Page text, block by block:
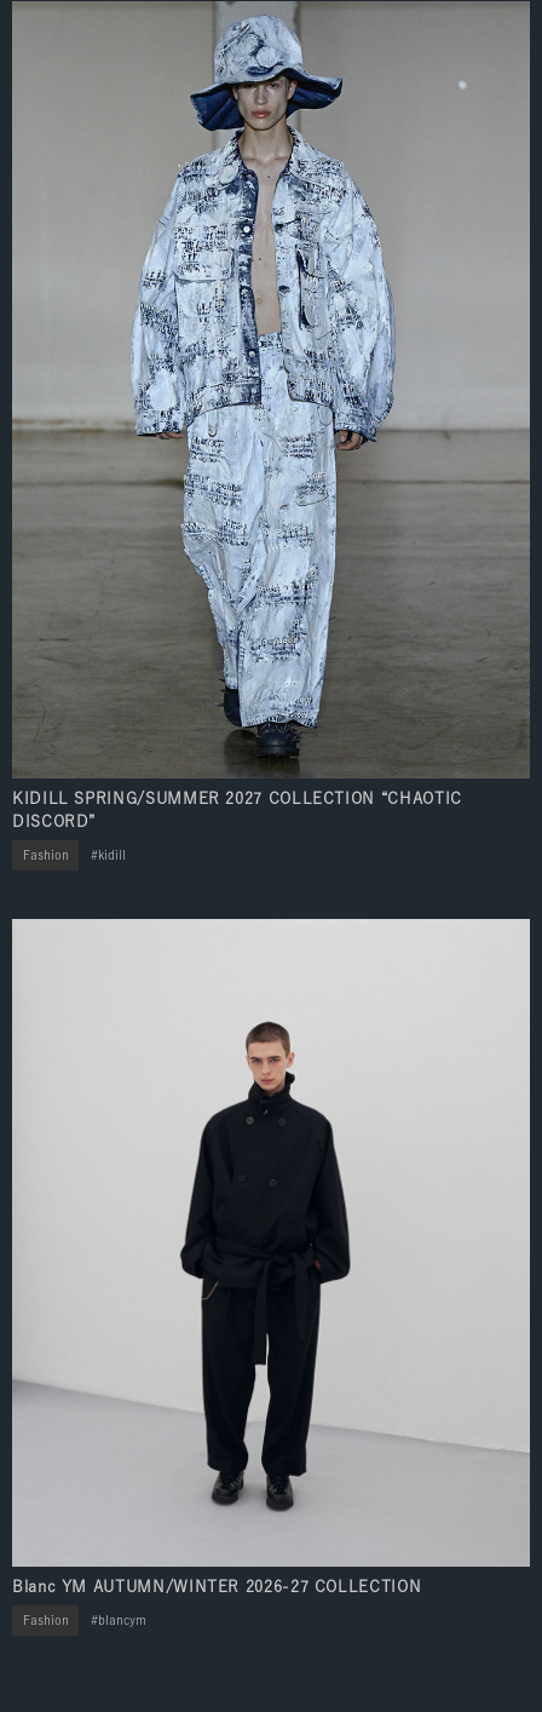
KIDILL SPRING/SUMMER 2027 COLLECTION “CHAOTIC
DISCORD”
Fashion kidill
Blanc YM AUTUMN/WINTER 2026-27 COLLECTION
Fashion blancym